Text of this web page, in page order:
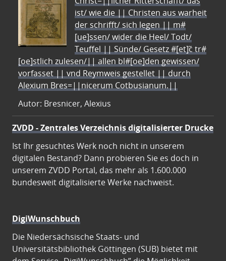
ist/ wie die || Christen aus warheit
der schrifft/ sich legen || m#
[ue]ssen/ wider die Heel/ Todt/
Teuffel || Sünde/ Gesetz #[et]c̃ tr#
[oe]stlich zulesen/|| allen bl#[oe]den gewissen/
vorfasset || vnd Reymweis gestellet || durch
Alexium Bres=||nicerum Cotbusianum.||
Autor: Bresnicer, Alexius
ZVDD - Zentrales Verzeichnis digitalisierter Drucke
Ist Ihr gesuchtes Werk noch nicht in unserem
digitalen Bestand? Dann probieren Sie es doch in
unserem ZVDD Portal, das mehr als 1.600.000
bundesweit digitalisierte Werke nachweist.
DigiWunschbuch
Die Niedersächsische Staats- und
Universitätsbibliothek Göttingen (SUB) bietet mit